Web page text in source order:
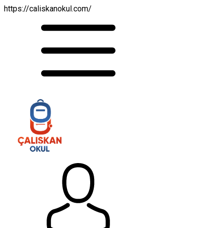
https://caliskanokul.com/